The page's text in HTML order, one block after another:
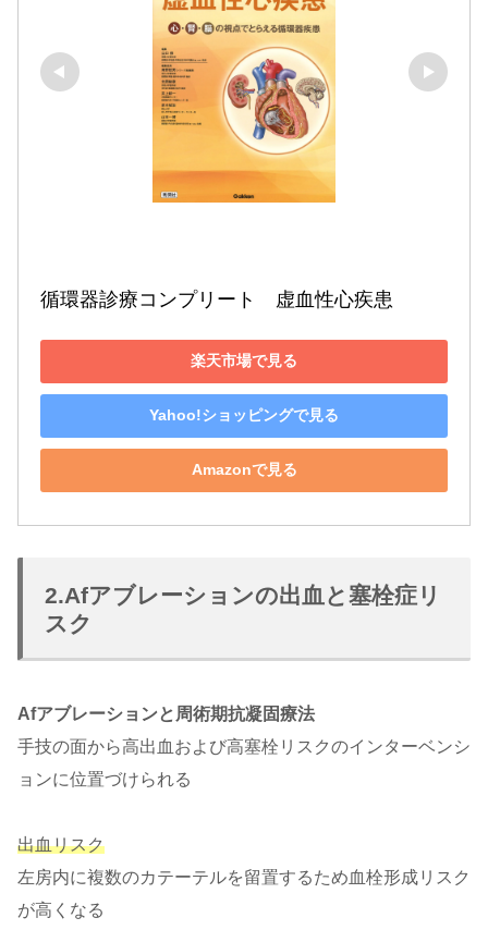
循環器診療コンプリート　虚血性心疾患
楽天市場で見る
Yahoo!ショッピングで見る
Amazonで見る
2.Afアブレーションの出血と塞栓症リ
スク
Afアブレーションと周術期抗凝固療法
手技の面から高出血および高塞栓リスクのインターベンシ
ョンに位置づけられる
出血リスク
左房内に複数のカテーテルを留置するため血栓形成リスク
が高くなる